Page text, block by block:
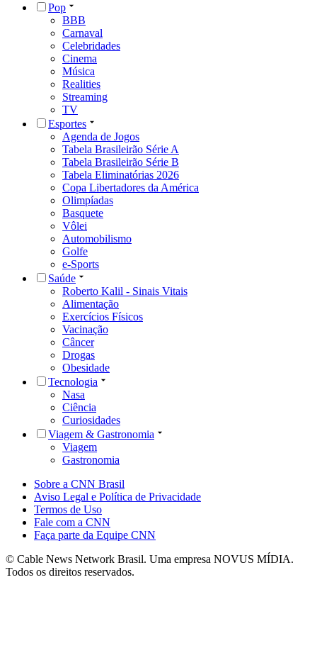
Pop
BBB
Carnaval
Celebridades
Cinema
Música
Realities
Streaming
TV
Esportes
Agenda de Jogos
Tabela Brasileirão Série A
Tabela Brasileirão Série B
Tabela Eliminatórias 2026
Copa Libertadores da América
Olimpíadas
Basquete
Vôlei
Automobilismo
Golfe
e-Sports
Saúde
Roberto Kalil - Sinais Vitais
Alimentação
Exercícios Físicos
Vacinação
Câncer
Drogas
Obesidade
Tecnologia
Nasa
Ciência
Curiosidades
Viagem & Gastronomia
Viagem
Gastronomia
Sobre a CNN Brasil
Aviso Legal e Política de Privacidade
Termos de Uso
Fale com a CNN
Faça parte da Equipe CNN
© Cable News Network Brasil. Uma empresa NOVUS MÍDIA.
Todos os direitos reservados.